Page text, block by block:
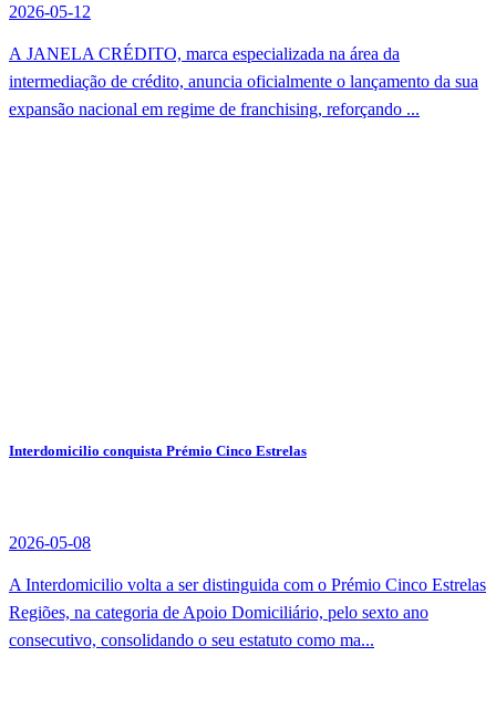
2026-05-12
A JANELA CRÉDITO, marca especializada na área da
intermediação de crédito, anuncia oficialmente o lançamento da sua
expansão nacional em regime de franchising, reforçando ...
Interdomicilio conquista Prémio Cinco Estrelas
2026-05-08
A Interdomicilio volta a ser distinguida com o Prémio Cinco Estrelas
Regiões, na categoria de Apoio Domiciliário, pelo sexto ano
consecutivo, consolidando o seu estatuto como ma...